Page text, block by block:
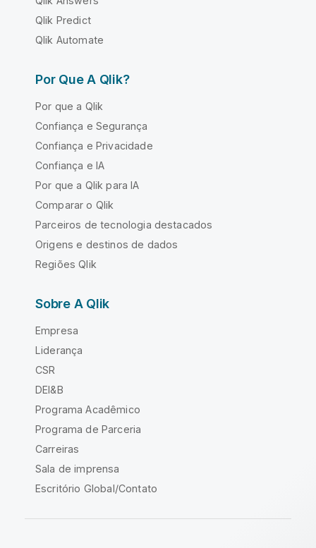
Qlik Predict
Qlik Automate
Por Que A Qlik?
Por que a Qlik
Confiança e Segurança
Confiança e Privacidade
Confiança e IA
Por que a Qlik para IA
Comparar o Qlik
Parceiros de tecnologia destacados
Origens e destinos de dados
Regiões Qlik
Sobre A Qlik
Empresa
Liderança
CSR
DEI&B
Programa Acadêmico
Programa de Parceria
Carreiras
Sala de imprensa
Escritório Global/Contato